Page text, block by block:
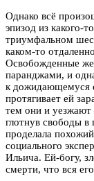
Однако всё
эпизод из какого-
триумфальном
каком-то
Освобожденные
паранджами, и
к дожидающемуся
протягивает ей
тем они и уезжают
глотнув свободы в
проделала
социального
Ильича. Ей-богу,
смерти, что вся